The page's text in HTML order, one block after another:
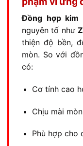
Đồng hợp kim
nguyên tố như
thiện độ bền,
mòn. So với
có:
Cơ tính cao
Chịu mài
Phù hợp cho